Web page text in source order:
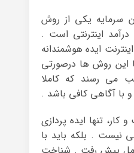
سرمایه یکی از روش
اینترنتی است .
ایده هوشمندانه
این روش ها درصورتی
می رسند که کاملا
با آگاهی کافی باشد .
کار، تنها ایده پردازی
نیست . بلکه باید با